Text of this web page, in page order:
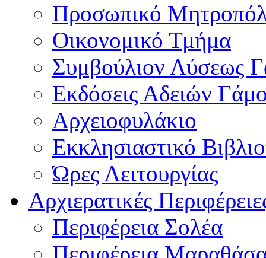
Προσωπικό
Οικονομικό Τμήμα
Συμβούλιον Λύσεως
Εκδόσεις Αδειών
Αρχειοφυλάκιο
Εκκλησιαστικό
Ώρες Λειτουργίας
Αρχιερατικές
Περιφέρεια Σολέα